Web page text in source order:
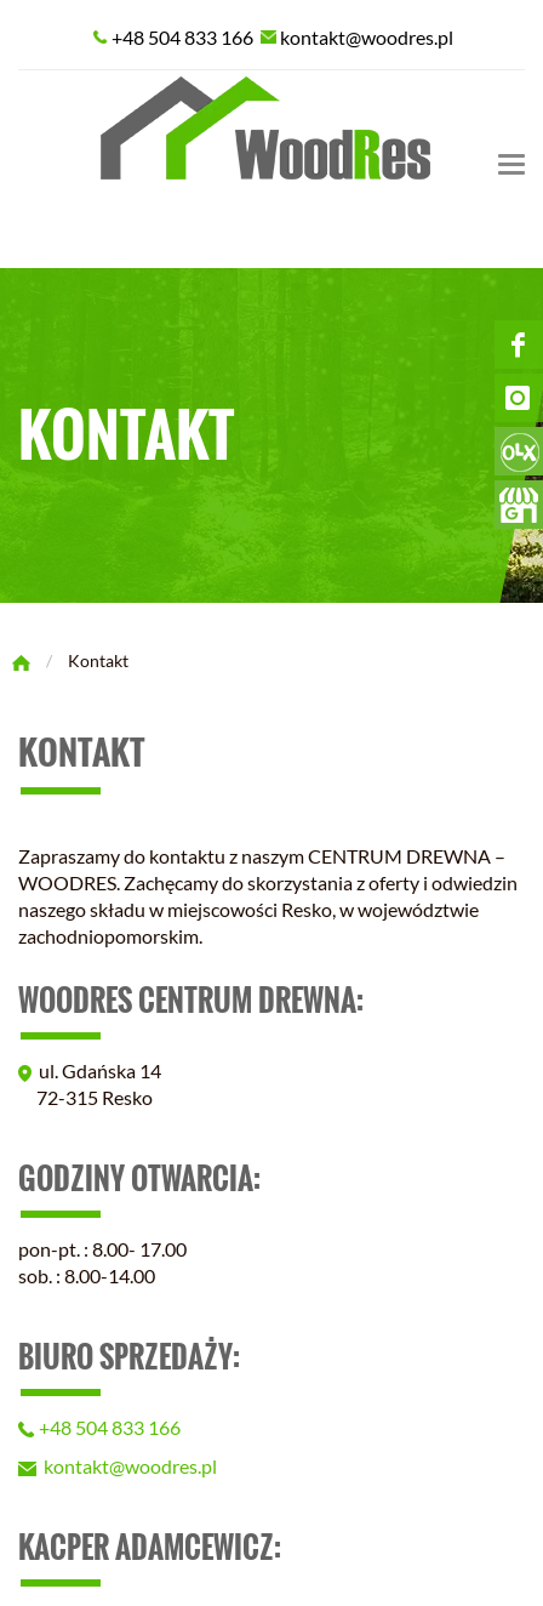
+48 504 833 166 kontakt@woodres.pl
KONTAKT
/ Kontakt
KONTAKT
Zapraszamy do kontaktu z naszym CENTRUM DREWNA –
WOODRES. Zachęcamy do skorzystania z oferty i odwiedzin
naszego składu w miejscowości Resko, w województwie
zachodniopomorskim.
WOODRES CENTRUM DREWNA:
ul. Gdańska 14
72-315 Resko
GODZINY OTWARCIA:
pon-pt. : 8.00- 17.00
sob. : 8.00-14.00
BIURO SPRZEDAŻY:
+48 504 833 166
kontakt@woodres.pl
KACPER ADAMCEWICZ: